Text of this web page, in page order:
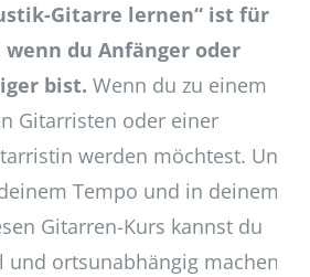
Gitarre lernen“ ist für
wenn du Anfänger oder
bist. Wenn du zu einem
Gitarristen oder einer
werden möchtest. Und
Tempo und in deinem
Gitarren-Kurs kannst du
ortsunabhängig machen.